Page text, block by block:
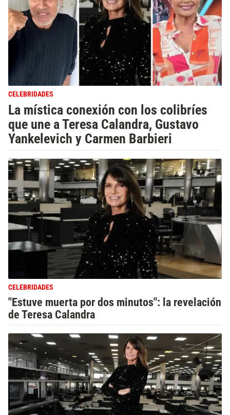
CELEBRIDADES
La mística conexión con los colibríes
que une a Teresa Calandra, Gustavo
Yankelevich y Carmen Barbieri
CELEBRIDADES
"Estuve muerta por dos minutos": la revelación
de Teresa Calandra